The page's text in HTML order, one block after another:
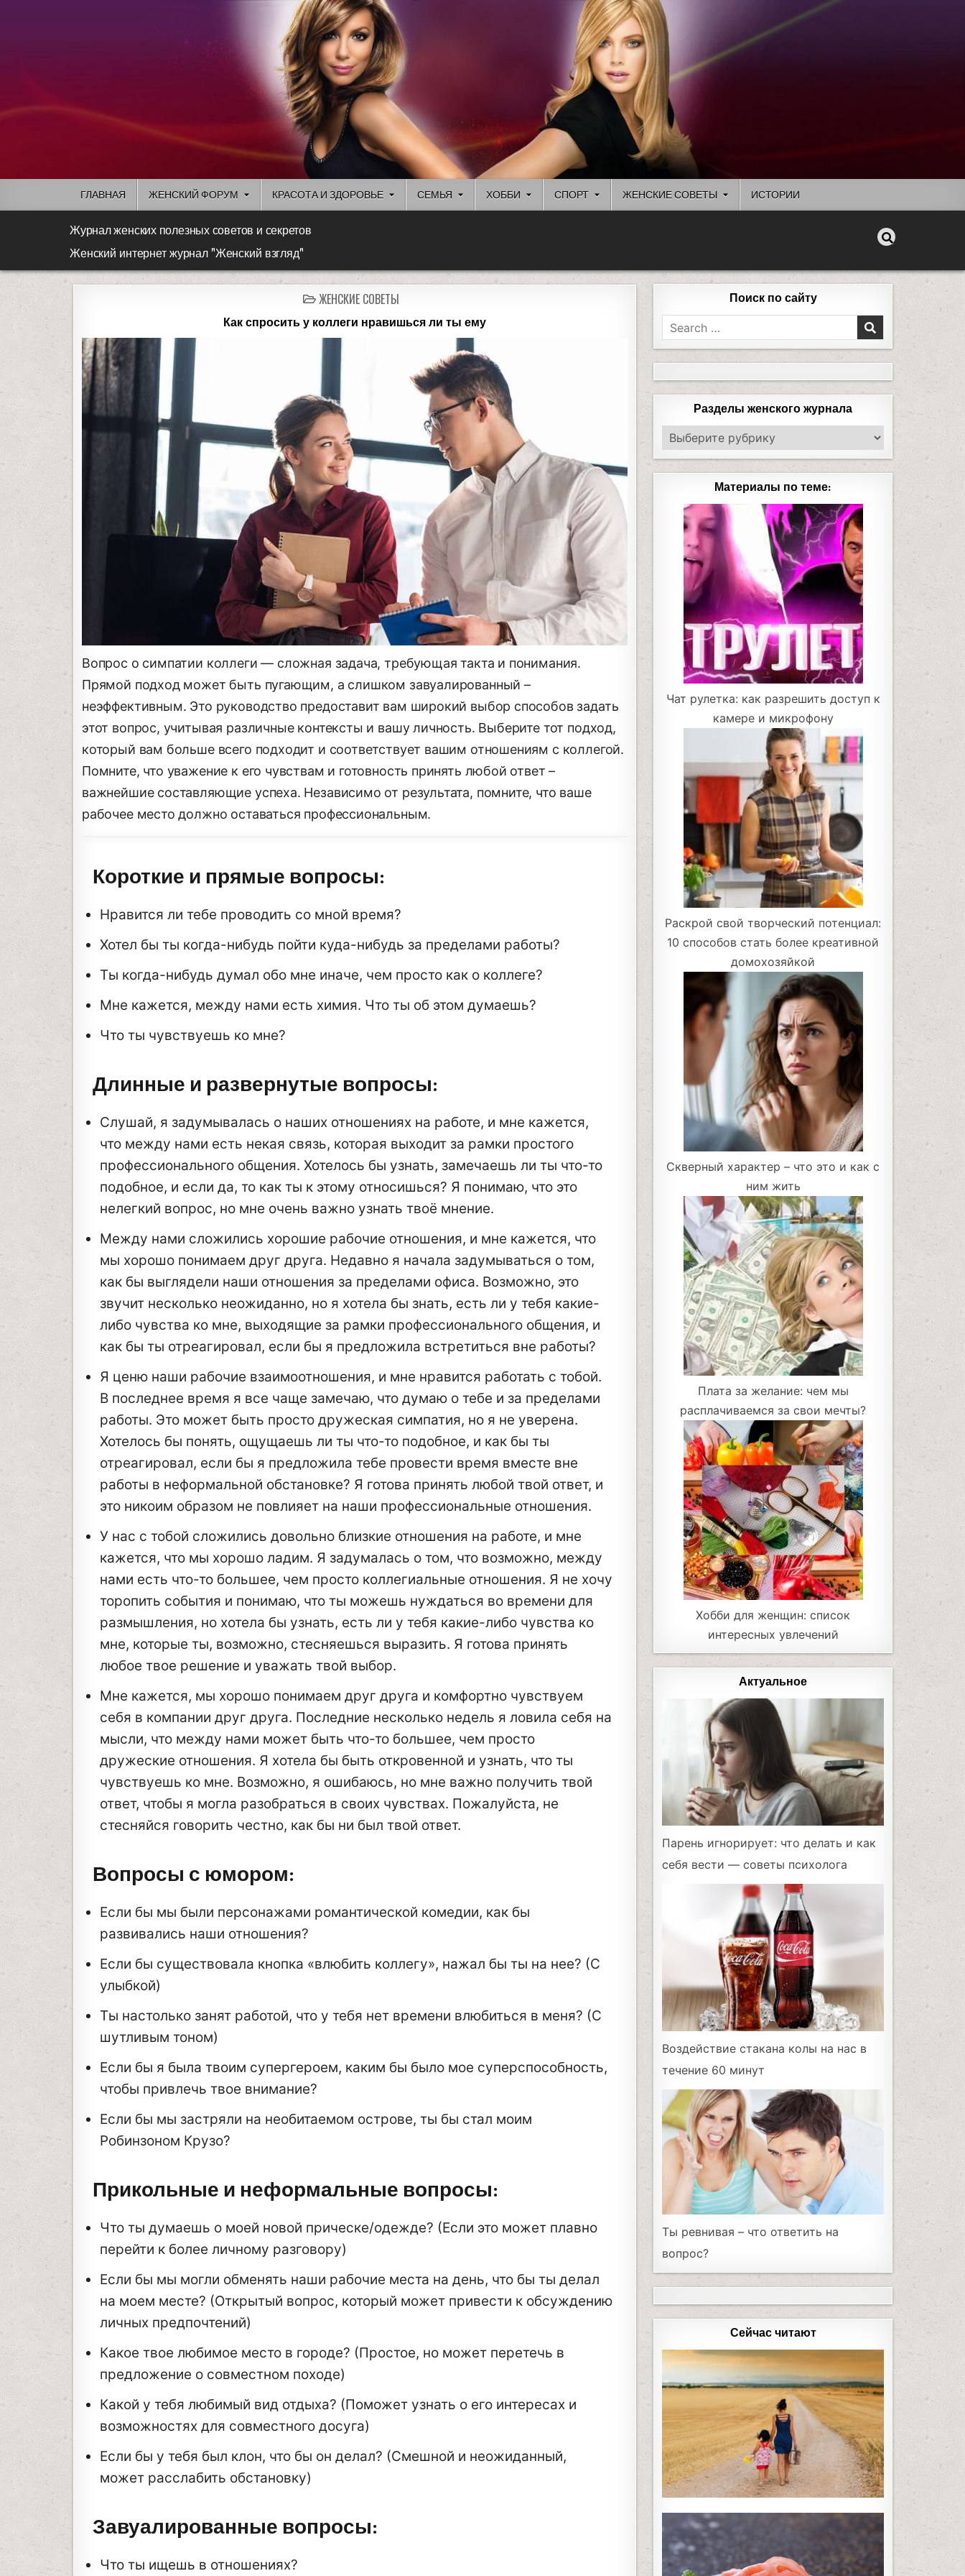
ГЛАВНАЯ ЖЕНСКИЙ ФОРУМ КРАСОТА И ЗДОРОВЬЕ СЕМЬЯ ХОББИ СПОРТ ЖЕНСКИЕ СОВЕТЫ ИСТОРИИ
Журнал женских полезных советов и секретов
Женский интернет журнал "Женский взгляд"
ЖЕНСКИЕ СОВЕТЫ
Как спросить у коллеги нравишься ли ты ему
Вопрос о симпатии коллеги — сложная задача, требующая такта и понимания.
Прямой подход может быть пугающим, а слишком завуалированный –
неэффективным. Это руководство предоставит вам широкий выбор способов задать
этот вопрос, учитывая различные контексты и вашу личность. Выберите тот подход,
который вам больше всего подходит и соответствует вашим отношениям с коллегой.
Помните, что уважение к его чувствам и готовность принять любой ответ –
важнейшие составляющие успеха. Независимо от результата, помните, что ваше
рабочее место должно оставаться профессиональным.
Короткие и прямые вопросы:
Нравится ли тебе проводить со мной время?
Хотел бы ты когда-нибудь пойти куда-нибудь за пределами работы?
Ты когда-нибудь думал обо мне иначе, чем просто как о коллеге?
Мне кажется, между нами есть химия. Что ты об этом думаешь?
Что ты чувствуешь ко мне?
Длинные и развернутые вопросы:
Слушай, я задумывалась о наших отношениях на работе, и мне кажется,
что между нами есть некая связь, которая выходит за рамки простого
профессионального общения. Хотелось бы узнать, замечаешь ли ты что-то
подобное, и если да, то как ты к этому относишься? Я понимаю, что это
нелегкий вопрос, но мне очень важно узнать твоё мнение.
Между нами сложились хорошие рабочие отношения, и мне кажется, что
мы хорошо понимаем друг друга. Недавно я начала задумываться о том,
как бы выглядели наши отношения за пределами офиса. Возможно, это
звучит несколько неожиданно, но я хотела бы знать, есть ли у тебя какие-
либо чувства ко мне, выходящие за рамки профессионального общения, и
как бы ты отреагировал, если бы я предложила встретиться вне работы?
Я ценю наши рабочие взаимоотношения, и мне нравится работать с тобой.
В последнее время я все чаще замечаю, что думаю о тебе и за пределами
работы. Это может быть просто дружеская симпатия, но я не уверена.
Хотелось бы понять, ощущаешь ли ты что-то подобное, и как бы ты
отреагировал, если бы я предложила тебе провести время вместе вне
работы в неформальной обстановке? Я готова принять любой твой ответ, и
это никоим образом не повлияет на наши профессиональные отношения.
У нас с тобой сложились довольно близкие отношения на работе, и мне
кажется, что мы хорошо ладим. Я задумалась о том, что возможно, между
нами есть что-то большее, чем просто коллегиальные отношения. Я не хочу
торопить события и понимаю, что ты можешь нуждаться во времени для
размышления, но хотела бы узнать, есть ли у тебя какие-либо чувства ко
мне, которые ты, возможно, стесняешься выразить. Я готова принять
любое твое решение и уважать твой выбор.
Мне кажется, мы хорошо понимаем друг друга и комфортно чувствуем
себя в компании друг друга. Последние несколько недель я ловила себя на
мысли, что между нами может быть что-то большее, чем просто
дружеские отношения. Я хотела бы быть откровенной и узнать, что ты
чувствуешь ко мне. Возможно, я ошибаюсь, но мне важно получить твой
ответ, чтобы я могла разобраться в своих чувствах. Пожалуйста, не
стесняйся говорить честно, как бы ни был твой ответ.
Вопросы с юмором:
Если бы мы были персонажами романтической комедии, как бы
развивались наши отношения?
Если бы существовала кнопка «влюбить коллегу», нажал бы ты на нее? (С
улыбкой)
Ты настолько занят работой, что у тебя нет времени влюбиться в меня? (С
шутливым тоном)
Если бы я была твоим супергероем, каким бы было мое суперспособность,
чтобы привлечь твое внимание?
Если бы мы застряли на необитаемом острове, ты бы стал моим
Робинзоном Крузо?
Прикольные и неформальные вопросы:
Что ты думаешь о моей новой прическе/одежде? (Если это может плавно
перейти к более личному разговору)
Если бы мы могли обменять наши рабочие места на день, что бы ты делал
на моем месте? (Открытый вопрос, который может привести к обсуждению
личных предпочтений)
Какое твое любимое место в городе? (Простое, но может перетечь в
предложение о совместном походе)
Какой у тебя любимый вид отдыха? (Поможет узнать о его интересах и
возможностях для совместного досуга)
Если бы у тебя был клон, что бы он делал? (Смешной и неожиданный,
может расслабить обстановку)
Завуалированные вопросы:
Что ты ищешь в отношениях?
Поиск по сайту
Разделы женского журнала
Материалы по теме:
Чат рулетка: как разрешить доступ к
камере и микрофону
Раскрой свой творческий потенциал:
10 способов стать более креативной
домохозяйкой
Скверный характер – что это и как с
ним жить
Плата за желание: чем мы
расплачиваемся за свои мечты?
Хобби для женщин: список
интересных увлечений
Актуальное
Парень игнорирует: что делать и как
себя вести — советы психолога
Воздействие стакана колы на нас в
течение 60 минут
Ты ревнивая – что ответить на
вопрос?
Сейчас читают